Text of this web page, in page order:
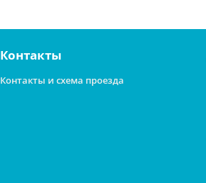
Контакты
Контакты и схема проезда